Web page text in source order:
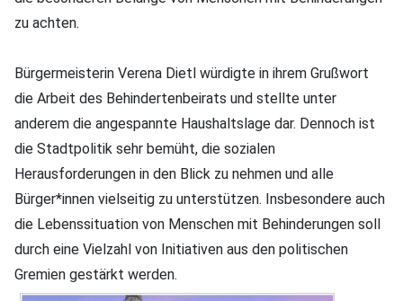
zu achten.
Bürgermeisterin Verena Dietl würdigte in ihrem Grußwort
die Arbeit des Behindertenbeirats und stellte unter
anderem die angespannte Haushaltslage dar. Dennoch ist
die Stadtpolitik sehr bemüht, die sozialen
Herausforderungen in den Blick zu nehmen und alle
Bürger*innen vielseitig zu unterstützen. Insbesondere auch
die Lebenssituation von Menschen mit Behinderungen soll
durch eine Vielzahl von Initiativen aus den politischen
Gremien gestärkt werden.